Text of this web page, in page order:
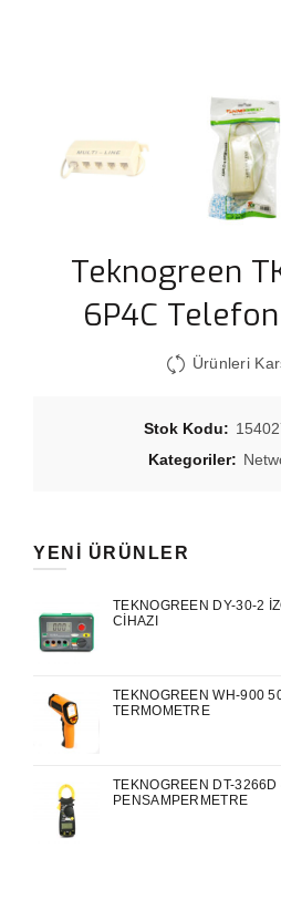
Teknogreen
6P4C Telefon
Ürünleri
Stok Kodu:
Kategoriler:
YENI ÜRÜNLER
TEKNOGREEN DY-30-2
CIHAZI
TEKNOGREEN WH-900
TERMOMETRE
TEKNOGREEN DT-3266D
PENSAMPERMETRE